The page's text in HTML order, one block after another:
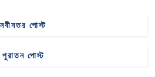
নবীনতর পোস্ট
পুরাতন পোস্ট